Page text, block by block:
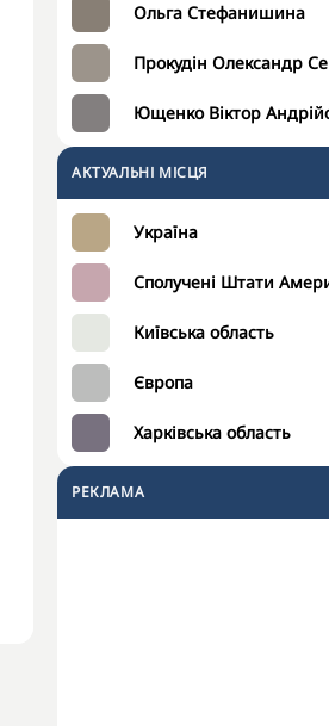
Ольга Стефанишина
Прокудін Олександр
Ющенко Віктор
АКТУАЛЬНІ МІСЦЯ
Україна
Сполучені Штати
Київська область
Європа
Харківська область
РЕКЛАМА